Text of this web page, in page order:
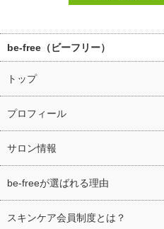
be-free（ビーフリー）
トップ
プロフィール
サロン情報
be-freeが選ばれる理由
スキンケア会員制度とは？